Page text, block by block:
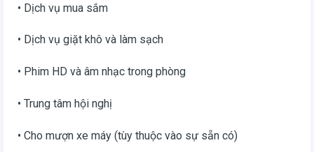
• Dịch vụ mua sắm
• Dịch vụ giặt khô và làm sạch
• Phim HD và âm nhạc trong phòng
• Trung tâm hội nghị
• Cho mượn xe máy (tùy thuộc vào sự sẵn có)